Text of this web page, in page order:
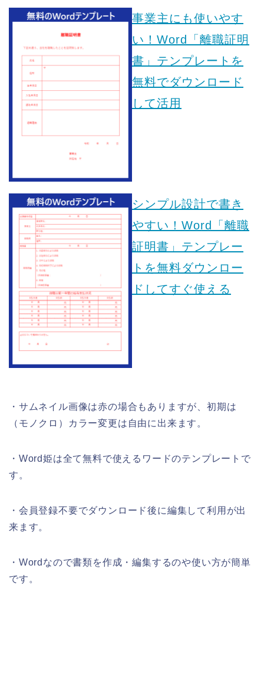
事業主にも使いやす
い！Word「離職証明
書」テンプレートを
無料でダウンロード
して活用
シンプル設計で書き
やすい！Word「離職
証明書」テンプレー
トを無料ダウンロー
ドしてすぐ使える
・サムネイル画像は赤の場合もありますが、初期は
（モノクロ）カラー変更は自由に出来ます。
・Word姫は全て無料で使えるワードのテンプレートで
す。
・会員登録不要でダウンロード後に編集して利用が出
来ます。
・Wordなので書類を作成・編集するのや使い方が簡単
です。